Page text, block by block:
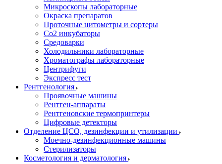
Микроскопы лабораторные
Окраска препаратов
Проточные цитометры и сортеры
Со2 инкубаторы
Средоварки
Холодильники лабораторные
Хроматографы лабораторные
Центрифуги
Экспресс тест
Рентгенология
Проявочные машины
Рентген-аппараты
Рентгеновские термопринтеры
Цифровые детекторы
Отделение ЦСО, дезинфекции и утилизации
Моечно-дезинфекционные машины
Стерилизаторы
Косметология и дерматология